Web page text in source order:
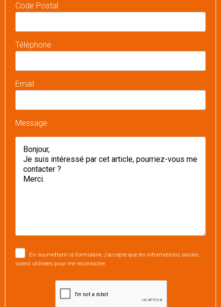
Code Postal
Téléphone
Email
Message
En soumettant ce formulaire, j'accepte que les informations saisies
soient utilisées pour me recontacter.